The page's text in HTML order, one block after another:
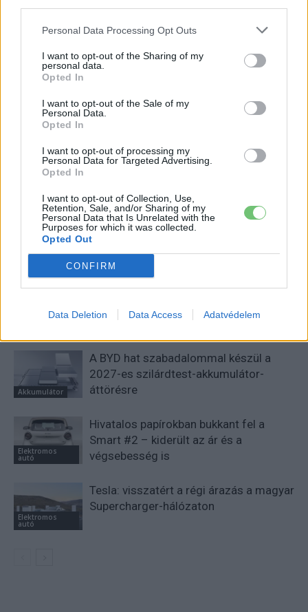
Personal Data Processing Opt Outs
I want to opt-out of the Sharing of my
personal data.
Opted In
I want to opt-out of the Sale of my
Personal Data.
Opted In
I want to opt-out of processing my
Personal Data for Targeted Advertising.
Opted In
I want to opt-out of Collection, Use,
Retention, Sale, and/or Sharing of my
Personal Data that Is Unrelated with the
Purposes for which it was collected.
Opted Out
CONFIRM
Data Deletion Data Access Adatvédelem
e-cars.hu
Elektromosan közlekedsz, vagy a váltáson töprengsz?
Érdekelnek a legfrissebb hírek az e-autók világából, vagy
foglalkoztatnak a legújabb fejlesztések az elektromosság és a
fenntarthatóság területén? Akkor jó helyen jársz!
KAPCSOLÓDÓ CIKKEK TÖBB A SZERZŐTŐL
Akkumulátor
A BYD hat szabadalommal készül a
2027-es szilárdtest-akkumulátor-
áttörésre
Elektromos
autó
Hivatalos papírokban bukkant fel a
Smart #2 – kiderült az ár és a
végsebesség is
Elektromos
autó
Tesla: visszatért a régi árazás a magyar
Supercharger-hálózaton